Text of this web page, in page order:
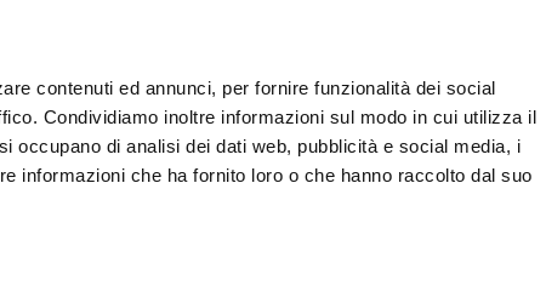
contenuti ed annunci, per fornire funzionalità dei social
Condividiamo inoltre informazioni sul modo in cui utilizza il
occupano di analisi dei dati web, pubblicità e social media, i
informazioni che ha fornito loro o che hanno raccolto dal suo
LE BOTTEGHE